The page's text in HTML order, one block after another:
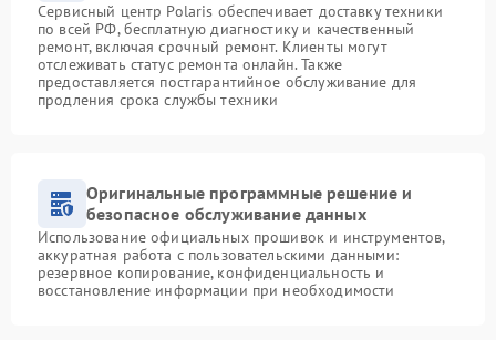
Сервисный центр Polaris обеспечивает доставку техники
по всей РФ, бесплатную диагностику и качественный
ремонт, включая срочный ремонт. Клиенты могут
отслеживать статус ремонта онлайн. Также
предоставляется постгарантийное обслуживание для
продления срока службы техники
Оригинальные программные решение и
безопасное обслуживание данных
Использование официальных прошивок и инструментов,
аккуратная работа с пользовательскими данными:
резервное копирование, конфиденциальность и
восстановление информации при необходимости